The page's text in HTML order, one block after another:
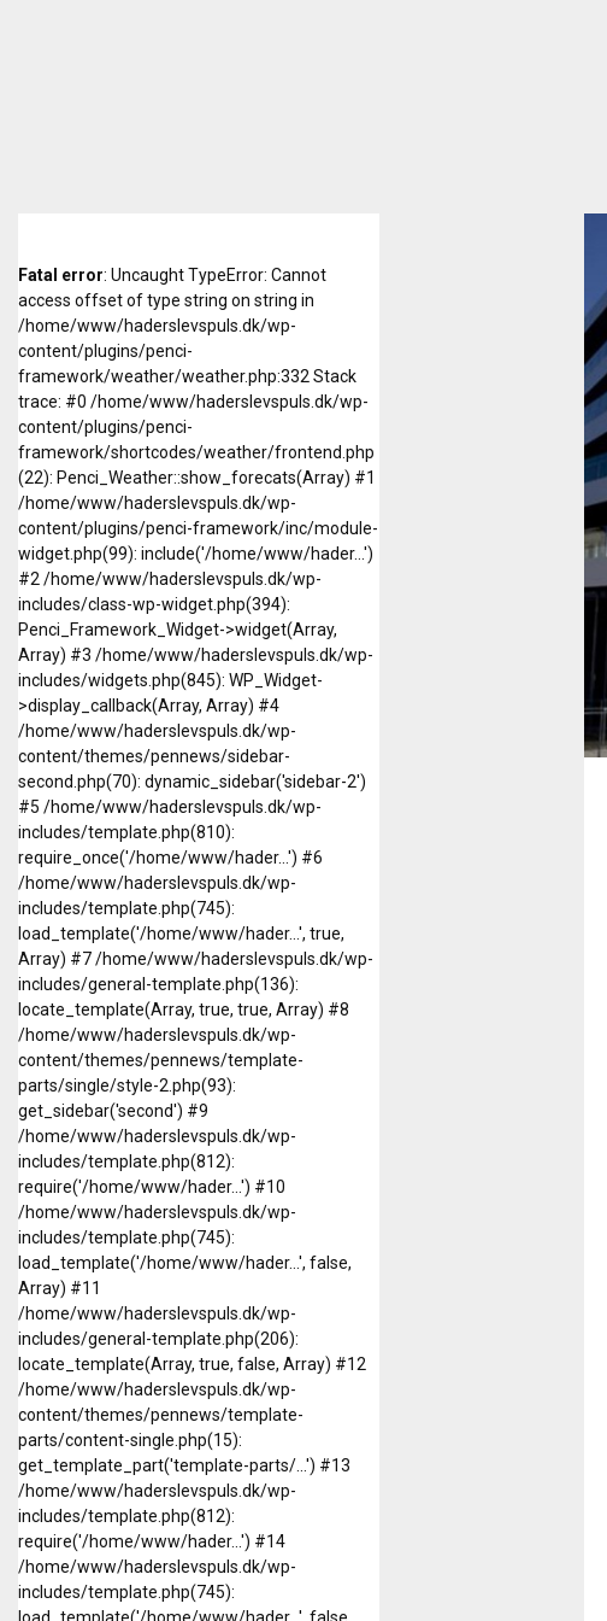
Fatal error: Uncaught TypeError: Cannot
access offset of type string on string in
/home/www/haderslevspuls.dk/wp-
content/plugins/penci-
framework/weather/weather.php:332 Stack
trace: #0 /home/www/haderslevspuls.dk/wp-
content/plugins/penci-
framework/shortcodes/weather/frontend.php
(22): Penci_Weather::show_forecats(Array) #1
/home/www/haderslevspuls.dk/wp-
content/plugins/penci-framework/inc/module-
widget.php(99): include('/home/www/hader...')
#2 /home/www/haderslevspuls.dk/wp-
includes/class-wp-widget.php(394):
Penci_Framework_Widget->widget(Array,
Array) #3 /home/www/haderslevspuls.dk/wp-
includes/widgets.php(845): WP_Widget-
>display_callback(Array, Array) #4
/home/www/haderslevspuls.dk/wp-
content/themes/pennews/sidebar-
second.php(70): dynamic_sidebar('sidebar-2')
#5 /home/www/haderslevspuls.dk/wp-
includes/template.php(810):
require_once('/home/www/hader...') #6
/home/www/haderslevspuls.dk/wp-
includes/template.php(745):
load_template('/home/www/hader...', true,
Array) #7 /home/www/haderslevspuls.dk/wp-
includes/general-template.php(136):
locate_template(Array, true, true, Array) #8
/home/www/haderslevspuls.dk/wp-
content/themes/pennews/template-
parts/single/style-2.php(93):
get_sidebar('second') #9
/home/www/haderslevspuls.dk/wp-
includes/template.php(812):
require('/home/www/hader...') #10
/home/www/haderslevspuls.dk/wp-
includes/template.php(745):
load_template('/home/www/hader...', false,
Array) #11
/home/www/haderslevspuls.dk/wp-
includes/general-template.php(206):
locate_template(Array, true, false, Array) #12
/home/www/haderslevspuls.dk/wp-
content/themes/pennews/template-
parts/content-single.php(15):
get_template_part('template-parts/...') #13
/home/www/haderslevspuls.dk/wp-
includes/template.php(812):
require('/home/www/hader...') #14
/home/www/haderslevspuls.dk/wp-
includes/template.php(745):